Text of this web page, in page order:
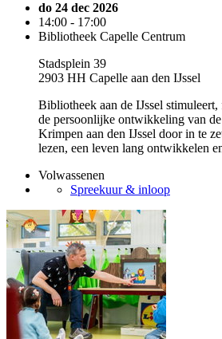
do 24 dec 2026
14:00 - 17:00
Bibliotheek Capelle Centrum
Stadsplein 39
2903 HH Capelle aan den IJssel
Bibliotheek aan de IJssel
de persoonlijke ontwikkeling van
Krimpen aan den IJssel door in te
lezen, een leven lang ontwikkelen
Volwassenen
Spreekuur & inloop